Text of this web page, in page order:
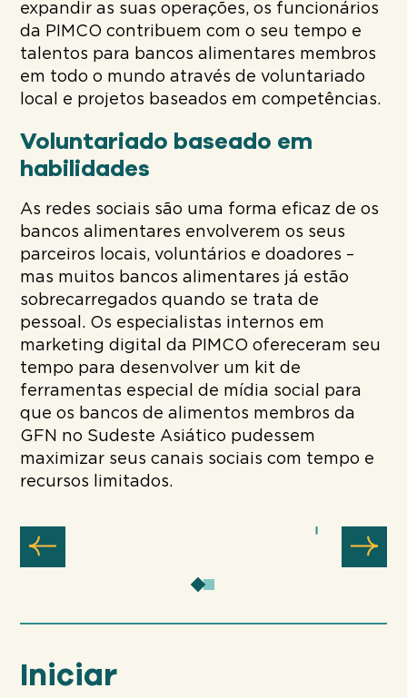
expandir as suas operações, os funcionários
da PIMCO contribuem com o seu tempo e
talentos para bancos alimentares membros
em todo o mundo através de voluntariado
local e projetos baseados em competências.
Voluntariado baseado em
habilidades
As redes sociais são uma forma eficaz de os
bancos alimentares envolverem os seus
parceiros locais, voluntários e doadores –
mas muitos bancos alimentares já estão
sobrecarregados quando se trata de
pessoal. Os especialistas internos em
marketing digital da PIMCO ofereceram seu
tempo para desenvolver um kit de
ferramentas especial de mídia social para
que os bancos de alimentos membros da
GFN no Sudeste Asiático pudessem
maximizar seus canais sociais com tempo e
recursos limitados.
Iniciar